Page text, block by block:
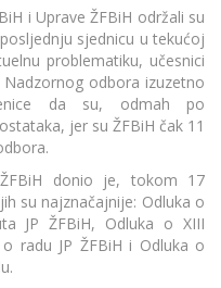
i Uprave ŽFBiH održali su
sjednicu u tekućoj
problematiku, učesnici
odbora izuzetno
da su, odmah po
jer su ŽFBiH čak 11
donio je, tokom 17
su najznačajnije: Odluka o
JP ŽFBiH, Odluka o XIII
radu JP ŽFBiH i Odluka o